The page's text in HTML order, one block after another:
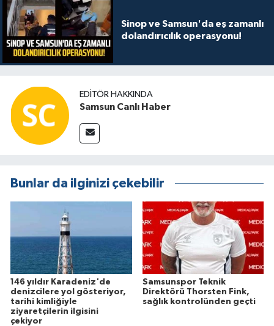
Sinop ve Samsun'da eş zamanlı
dolandırıcılık operasyonu!
EDITÖR HAKKINDA
Samsun Canlı Haber
Bunlar da ilginizi çekebilir
146 yıldır Karadeniz'de
denizcilere yol gösteriyor,
tarihi kimliğiyle
ziyaretçilerin ilgisini
çekiyor
Samsunspor Teknik
Direktörü Thorsten Fink,
sağlık kontrolünden geçti